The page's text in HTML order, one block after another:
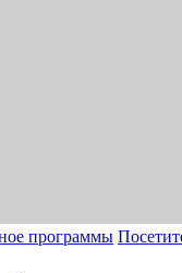
программы